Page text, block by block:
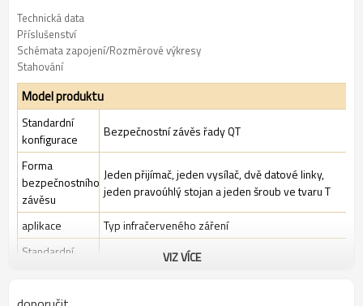
Technická data
Příslušenství
Schémata zapojení/Rozměrové výkresy
Stahování
Model produktu
Standardní
konfigurace
Bezpečnostní závěs řady QT
Forma
bezpečnostního
závěsu
Jeden přijímač, jeden vysílač, dvě datové linky,
jeden pravoúhlý stojan a jeden šroub ve tvaru T
aplikace
Typ infračerveného záření
Standardní
Standardní průmyslové prostředí
VIZ VÍCE